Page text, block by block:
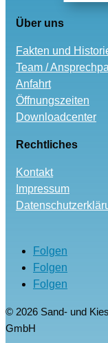
Über uns
Fakten und
Team /
Anfahrt
Öffnungszeiten
Downloadcenter
Rechtliches
Kontakt
Impressum
Folgen
Folgen
Folgen
© 2026 Sand- und
GmbH